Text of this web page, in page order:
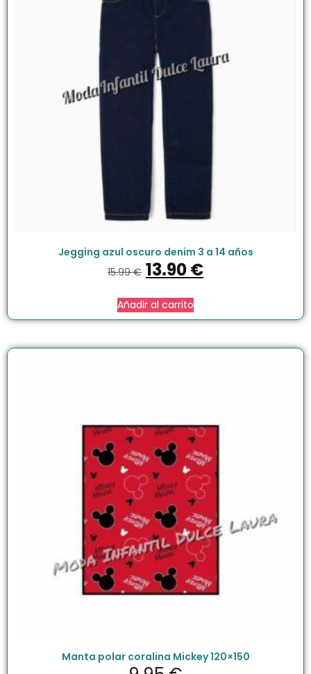
Jegging azul oscuro denim 3 a 14 años
15.99€ 13.90€
Añadir al carrito
Manta polar coralina Mickey 120×150